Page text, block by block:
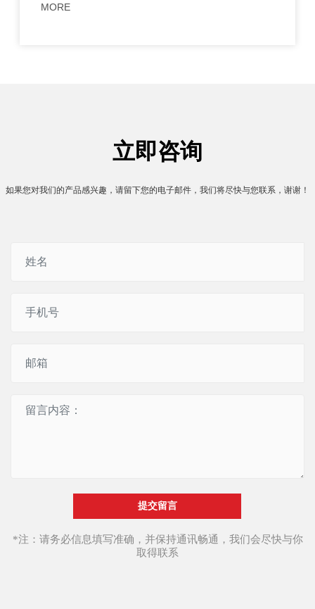
MORE
立即咨询
如果您对我们的产品感兴趣，请留下您的电子邮件，我们将尽快与您联系，谢谢！
提交留言
*注：请务必信息填写准确，并保持通讯畅通，我们会尽快与你
取得联系